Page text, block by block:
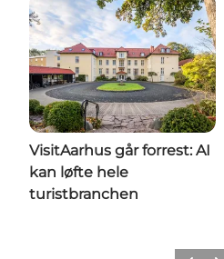
VisitAarhus går forrest: AI
kan løfte hele
turistbranchen